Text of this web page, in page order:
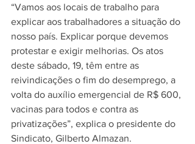
“Vamos aos locais de trabalho para
explicar aos trabalhadores a situação do
nosso país. Explicar porque devemos
protestar e exigir melhorias. Os atos
deste sábado, 19, têm entre as
reivindicações o fim do desemprego, a
volta do auxílio emergencial de R$ 600,
vacinas para todos e contra as
privatizações”, explica o presidente do
Sindicato, Gilberto Almazan.